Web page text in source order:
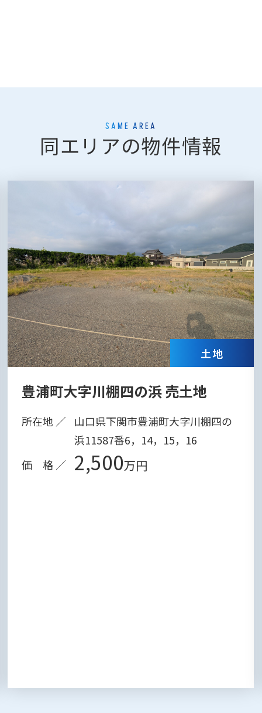
SAME AREA
同エリアの物件情報
土地
の浜 売土地
市豊浦町大字川棚四の
6，14，15，16
万円
下関市山の田
所在地 ／ 下関市山
間取り ／